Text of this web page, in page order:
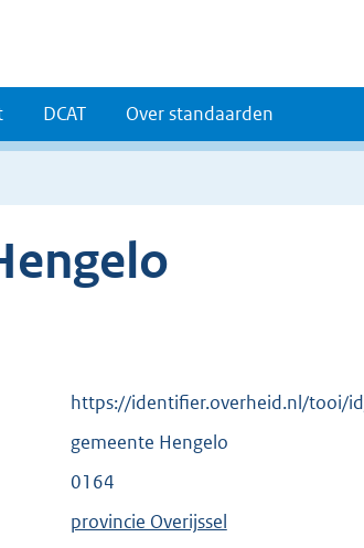
DCAT Over standaarden
https://identifier.overheid.nl/tooi/
gemeente Hengelo
0164
provincie Overijssel